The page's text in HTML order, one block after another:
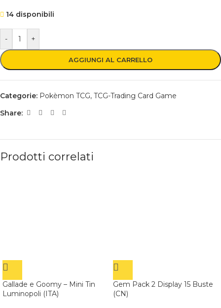
14 disponibili
- +
AGGIUNGI AL CARRELLO
Categorie: Pokèmon TCG, TCG-Trading Card Game
Share:
Prodotti correlati
Gallade e Goomy – Mini Tin
Luminopoli (ITA)
Gem Pack 2 Display 15 Buste
(CN)